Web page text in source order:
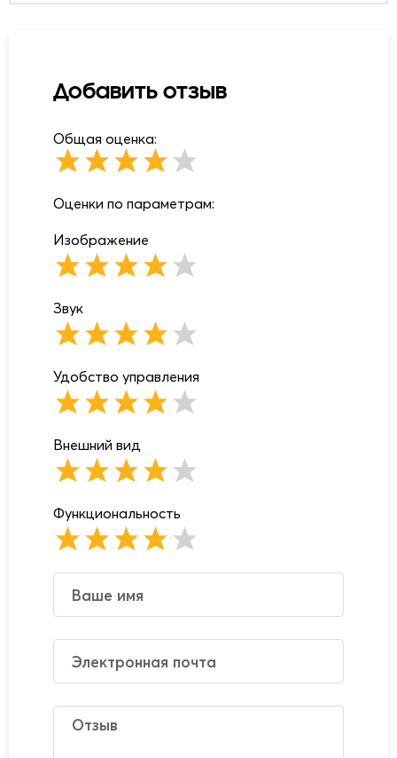
Добавить отзыв
Общая оценка:
Оценки по параметрам:
Изображение
Звук
Удобство управления
Внешний вид
Функциональность